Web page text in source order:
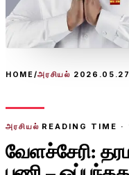
HOME/அரசியல் 2026.05.27
அரசியல் READING TIME ·
வேளச்சேரி: